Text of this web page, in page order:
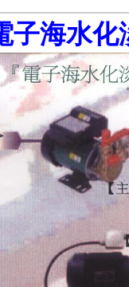
子海水化